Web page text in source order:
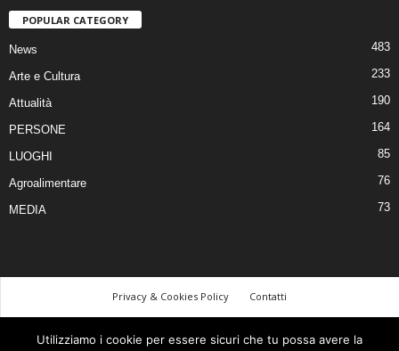
POPULAR CATEGORY
News 483
Arte e Cultura 233
Attualità 190
PERSONE 164
LUOGHI 85
Agroalimentare 76
MEDIA 73
Privacy & Cookies Policy
Contatti
Utilizziamo i cookie per essere sicuri che tu possa avere la